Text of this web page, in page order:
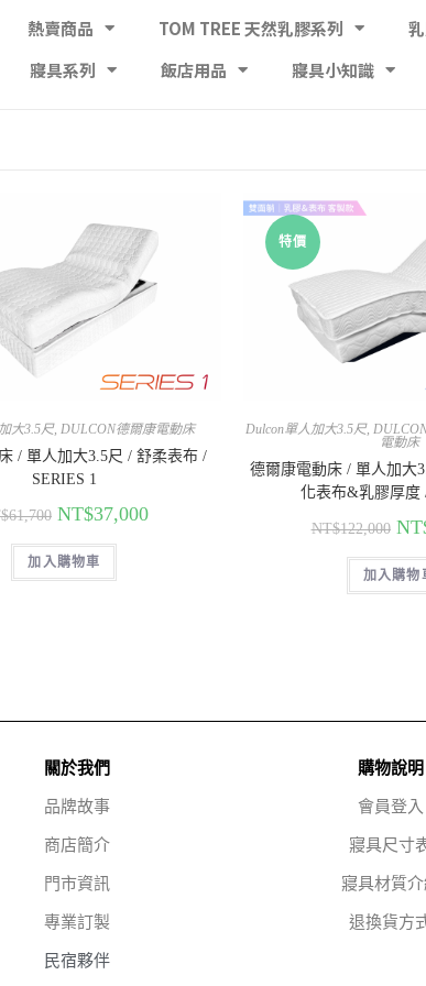
熱賣商品 TOM TREE 天然乳膠系列
寢具系列 飯店用品 寢具小知識
大3.5尺,DULCON德爾康電動床
/ 單人加大3.5尺 / 舒柔表布 /
SERIES 1
61,700 NT$37,000
加入購物車
特價
Dulcon單人加大3.5尺,
電動床
德爾康電動床 / 單人加大
化表布&乳膠厚度
NT$122,000
加入購物
關於我們
品牌故事
商店簡介
門市資訊
專業訂製
民宿夥伴
購物說明
會員登入
寢具尺寸
寢具材質
退換貨方